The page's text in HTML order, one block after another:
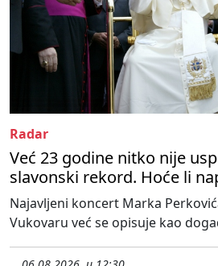
Radar
Već 23 godine nitko nije
slavonski rekord. Hoće li
Najavljeni koncert Marka
Vukovaru već se opisuje kao